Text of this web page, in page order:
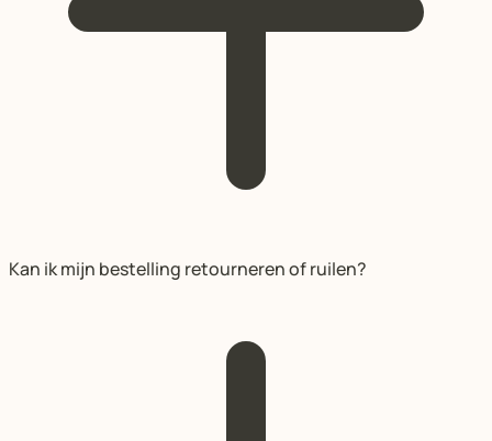
Kan ik mijn bestelling retourneren of ruilen?